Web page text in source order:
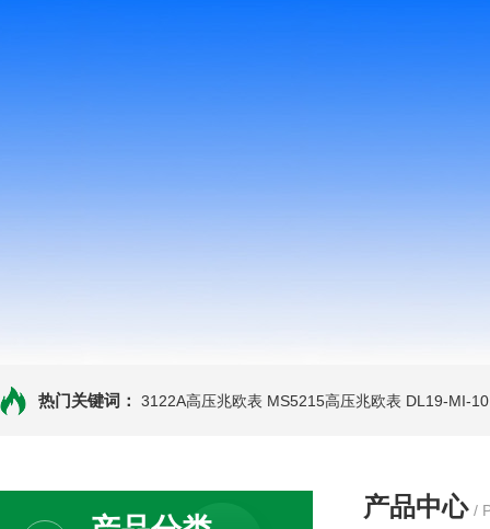
热门关键词： 3122A高压兆欧表 MS5215高压兆欧表 DL19-MI-
产品中心 /